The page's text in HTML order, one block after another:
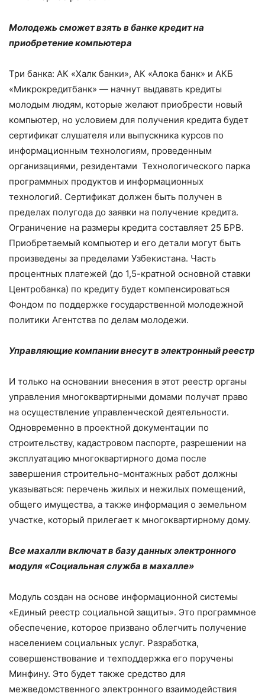
Молодежь сможет взять в банке кредит на
приобретение компьютера
Три банка: АК «Халк банки», АК «Алока банк» и АКБ
«Микрокредитбанк» — начнут выдавать кредиты
молодым людям, которые желают приобрести новый
компьютер, но условием для получения кредита будет
сертификат слушателя или выпускника курсов по
информационным технологиям, проведенным
организациями, резидентами Технологического парка
программных продуктов и информационных
технологий. Сертификат должен быть получен в
пределах полугода до заявки на получение кредита.
Ограничение на размеры кредита составляет 25 БРВ.
Приобретаемый компьютер и его детали могут быть
произведены за пределами Узбекистана. Часть
процентных платежей (до 1,5-кратной основной ставки
Центробанка) по кредиту будет компенсироваться
Фондом по поддержке государственной молодежной
политики Агентства по делам молодежи.
Управляющие компании внесут в электронный реестр
И только на основании внесения в этот реестр органы
управления многоквартирными домами получат право
на осуществление управленческой деятельности.
Одновременно в проектной документации по
строительству, кадастровом паспорте, разрешении на
эксплуатацию многоквартирного дома после
завершения строительно-монтажных работ должны
указываться: перечень жилых и нежилых помещений,
общего имущества, а также информация о земельном
участке, который прилегает к многоквартирному дому.
Все махалли включат в базу данных электронного
модуля «Социальная служба в махалле»
Модуль создан на основе информационной системы
«Единый реестр социальной защиты». Это программное
обеспечение, которое призвано облегчить получение
населением социальных услуг. Разработка,
совершенствование и техподдержка его поручены
Минфину. Это будет также средство для
межведомственного электронного взаимодействия